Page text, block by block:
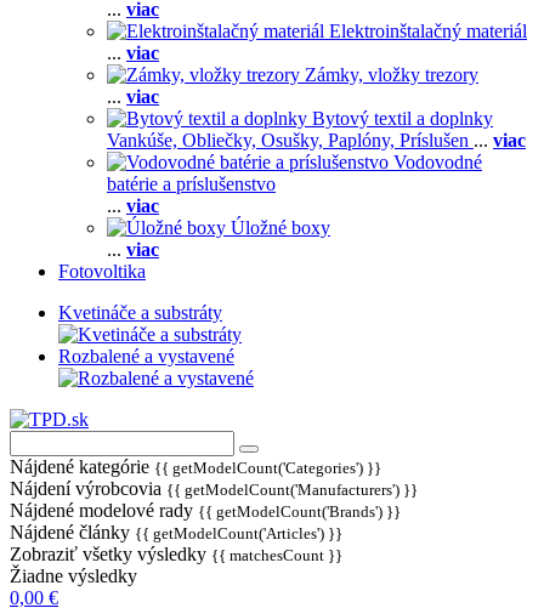
... viac
Elektroinštalačný materiál
... viac
Zámky, vložky trezory
... viac
Bytový textil a doplnky
Vankúše, Obliečky, Osušky, Paplóny, Príslušen ... viac
Vodovodné
batérie a príslušenstvo
... viac
Úložné boxy
... viac
Fotovoltika
Kvetináče a substráty
Rozbalené a vystavené
Nájdené kategórie {{ getModelCount('Categories') }}
Nájdení výrobcovia {{ getModelCount('Manufacturers') }}
Nájdené modelové rady {{ getModelCount('Brands') }}
Nájdené články {{ getModelCount('Articles') }}
Zobraziť všetky výsledky {{ matchesCount }}
Žiadne výsledky
0,00 €